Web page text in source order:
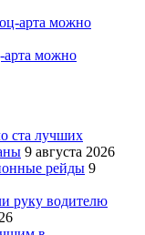
можно
ста лучших
9 августа 2026
рейды 9
руку водителю